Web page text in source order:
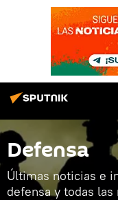
Defensa
Últimas noticias e
defensa y todas